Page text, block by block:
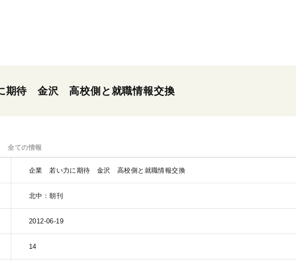
期待 金沢 高校側と就職情報交換
全ての情報
企業 若い力に期待 金沢 高校側と就職情報交換
北中：朝刊
2012-06-19
14